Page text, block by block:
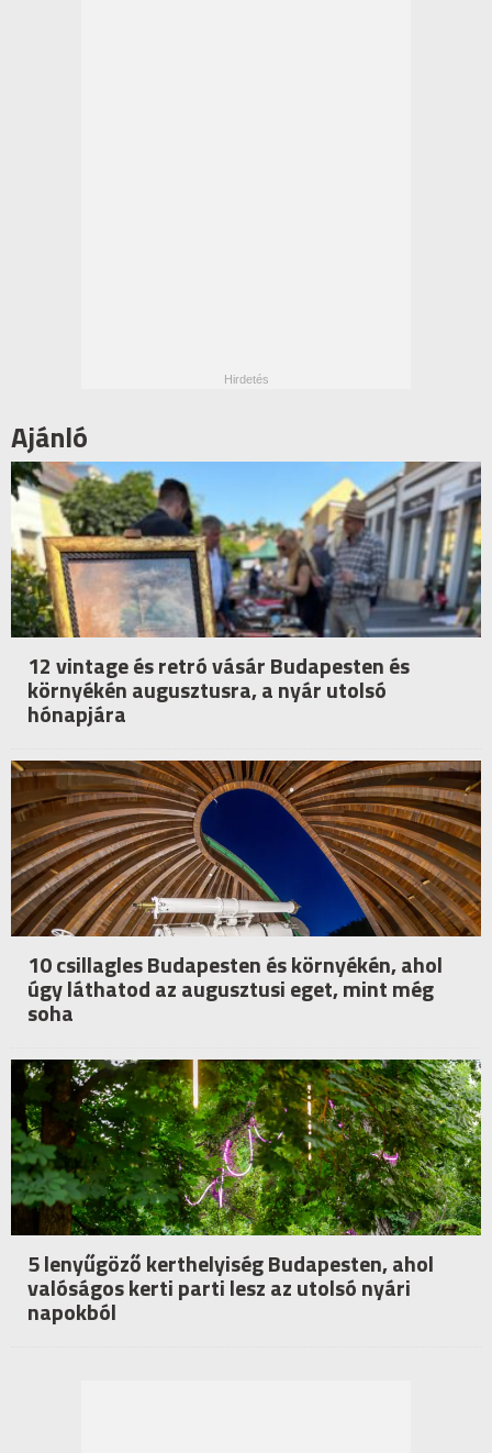
Ajánló
12 vintage és retró vásár Budapesten és
környékén augusztusra, a nyár utolsó
hónapjára
10 csillagles Budapesten és környékén, ahol
úgy láthatod az augusztusi eget, mint még
soha
5 lenyűgöző kerthelyiség Budapesten, ahol
valóságos kerti parti lesz az utolsó nyári
napokból